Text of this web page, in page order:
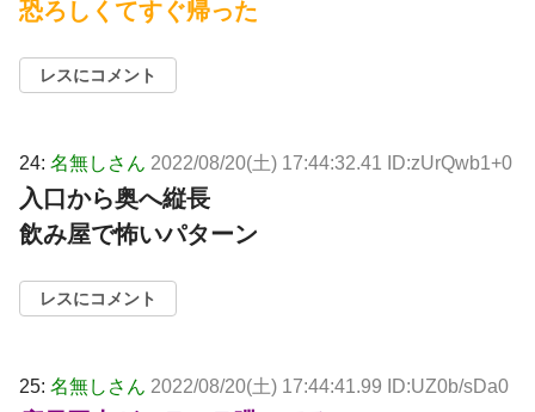
恐ろしくてすぐ帰った
レスにコメント
24: 名無しさん 2022/08/20(土) 17:44:32.41 ID:zUrQwb1+0
入口から奥へ縦長
飲み屋で怖いパターン
レスにコメント
25: 名無しさん 2022/08/20(土) 17:44:41.99 ID:UZ0b/sDa0